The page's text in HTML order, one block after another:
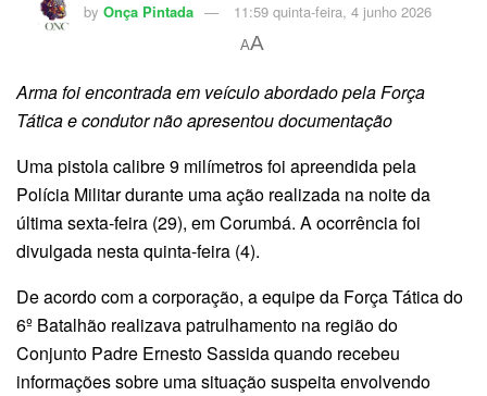
by Onça Pintada 11:59 quinta-feira, 4 junho 2026
AA
Arma foi encontrada em veículo abordado pela Força
Tática e condutor não apresentou documentação
Uma pistola calibre 9 milímetros foi apreendida pela
Polícia Militar durante uma ação realizada na noite da
última sexta-feira (29), em Corumbá. A ocorrência foi
divulgada nesta quinta-feira (4).
De acordo com a corporação, a equipe da Força Tática do
6º Batalhão realizava patrulhamento na região do
Conjunto Padre Ernesto Sassida quando recebeu
informações sobre uma situação suspeita envolvendo